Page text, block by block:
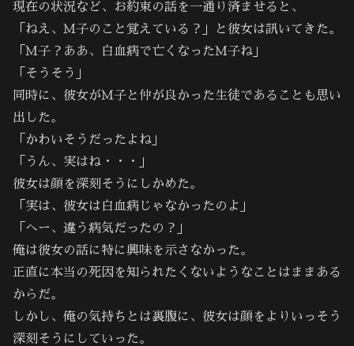
現在の状況など、お約束の話を一通り済ませると、
「ねえ、Ｍ子のこと覚えている？」と彼女は訊いてきた。
「Ｍ子？ああ、白血病で亡くなったＭ子ね」
「そうそう」
同時に、彼女がＭ子と仲が良かった生徒であることも思い
出した。
「かわいそうだったよね」
「うん、実はね・・・」
彼女は顔を深刻そうにしかめた。
「実は、彼女は白血病じゃなかったのよ」
「へー、違う病気だったの？」
俺は彼女の話に特に興味を示さなかった。
正直に本当の死因を知られたくないようなことはままある
からだ。
しかし、俺の気持ちとは裏腹に、彼女は顔をよりいっそう
深刻そうにしていった。